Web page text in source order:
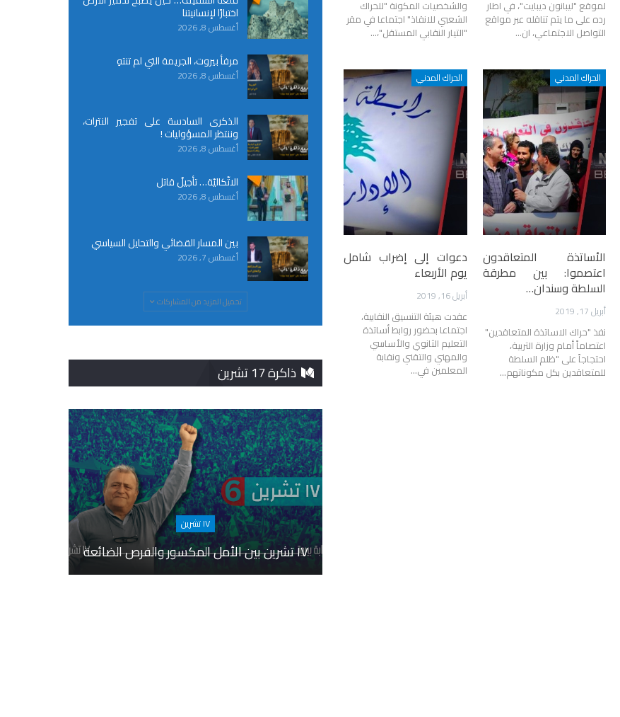
لموقع "ليبانون ديبايت"، في اطار
رده على ما يتم تناقله عبر مواقع
التواصل الاجتماعي، ان…
والشخصيات المكونة "للحراك
الشعبي للانقاذ" اجتماعا في مقر
"التيار النقابي المستقل"،…
الحراك المدني
الأساتذة المتعاقدون
اعتصموا: بين مطرقة
السلطة وسندان…
أبريل 17, 2019
نفذ "حراك الاساتذة المتعاقدين"
اعتصاماً أمام وزارة التربية،
احتجاجاً على "ظلم السلطة
للمتعاقدين بكل مكوناتهم…
الحراك المدني
دعوات إلى إضراب شامل
يوم الأربعاء
أبريل 16, 2019
عقدت هيئة التنسيق النقابية،
اجتماعا بحضور روابط أساتذة
التعليم الثانوي والأساسي
والمهني والتقني ونقابة
المعلمين في…
اختبارًا لإنسانيتنا
أغسطس 8, 2026
مرفأ بيروت، الجريمة التي لم تنتهِ
أغسطس 8, 2026
الذكرى السادسة على تفجير النترات،
وننتظر المسؤوليات !
أغسطس 8, 2026
الاتّكاليّة… تأجيلٌ قاتل
أغسطس 8, 2026
بين المسار القضائي والتحايل السياسي
أغسطس 7, 2026
تحميل المزيد من المشاركات
ذاكرة 17 تشرين
١٧ تشرين
١٧ تشرين بين الأمل المكسور والفرص الضائعة